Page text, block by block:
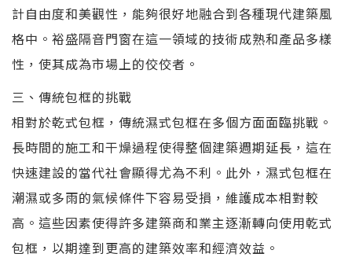
計自由度和美觀性，能夠很好地融合到各種現代建築風
格中。裕盛隔音門窗在這一領域的技術成熟和產品多樣
性，使其成為市場上的佼佼者。
三、傳統包框的挑戰
相對於乾式包框，傳統濕式包框在多個方面面臨挑戰。
長時間的施工和干燥過程使得整個建築週期延長，這在
快速建設的當代社會顯得尤為不利。此外，濕式包框在
潮濕或多雨的氣候條件下容易受損，維護成本相對較
高。這些因素使得許多建築商和業主逐漸轉向使用乾式
包框，以期達到更高的建築效率和經濟效益。